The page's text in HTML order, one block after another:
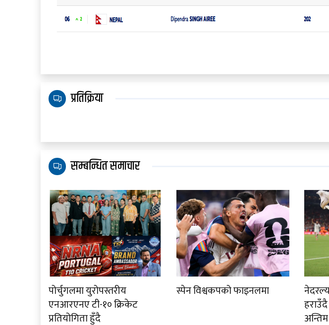
प्रतिक्रिया
सम्बन्धित समाचार
पोर्चुगलमा युरोपस्तरीय
एनआरएनए टी-१० क्रिकेट
प्रतियोगिता हुँदै
स्पेन विश्वकपको फाइनलमा